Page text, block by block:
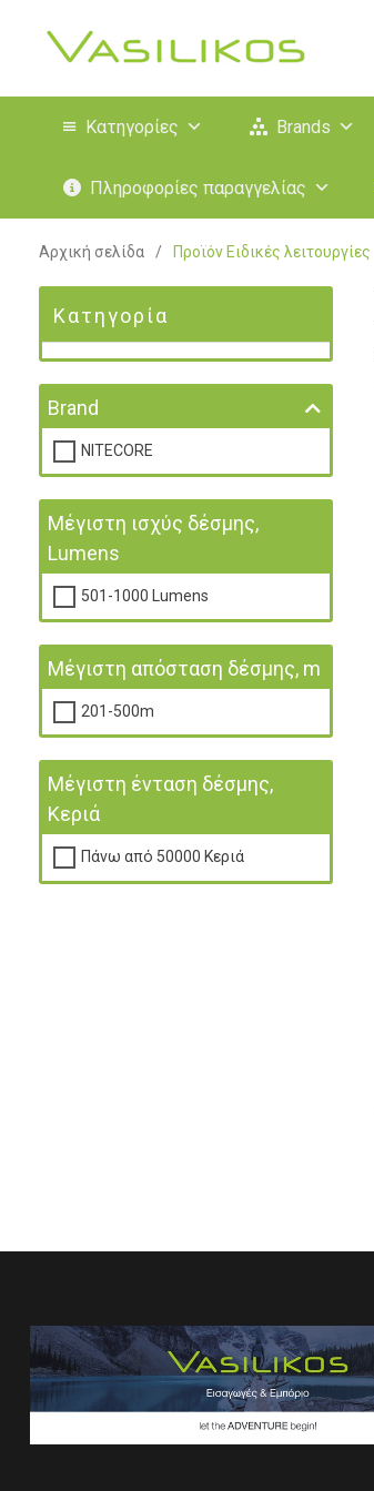
Κατηγορίες Brands
Πληροφορίες παραγγελίας
Αρχική σελίδα / Προϊόν Ειδικές λειτουργίες
Κατηγορία
Brand
NITECORE
Μέγιστη ισχύς δέσμης,
Lumens
501-1000 Lumens
Μέγιστη απόσταση δέσμης, m
201-500m
Μέγιστη ένταση δέσμης,
Κεριά
Πάνω από 50000 Κεριά